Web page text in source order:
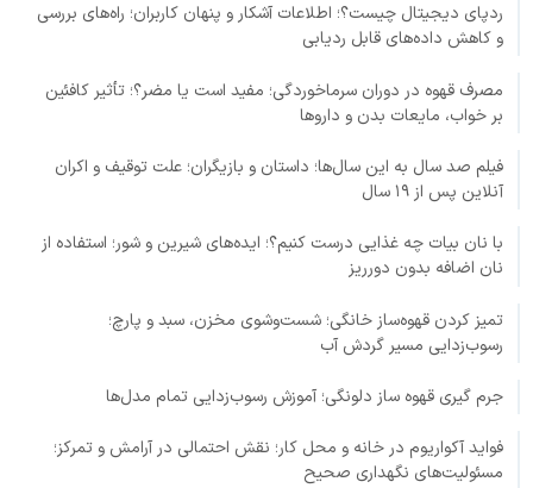
ردپای دیجیتال چیست؟؛ اطلاعات آشکار و پنهان کاربران؛ راه‌های بررسی
و کاهش داده‌های قابل ردیابی
مصرف قهوه در دوران سرماخوردگی؛ مفید است یا مضر؟؛ تأثیر کافئین
بر خواب، مایعات بدن و داروها
فیلم صد سال به این سال‌ها؛ داستان و بازیگران؛ علت توقیف و اکران
آنلاین پس از ۱۹ سال
با نان بیات چه غذایی درست کنیم؟؛ ایده‌های شیرین و شور؛ استفاده از
نان اضافه بدون دورریز
تمیز کردن قهوه‌ساز خانگی؛ شست‌وشوی مخزن، سبد و پارچ؛
رسوب‌زدایی مسیر گردش آب
جرم گیری قهوه ساز دلونگی؛ آموزش رسوب‌زدایی تمام مدل‌ها
فواید آکواریوم در خانه و محل کار؛ نقش احتمالی در آرامش و تمرکز؛
مسئولیت‌های نگهداری صحیح